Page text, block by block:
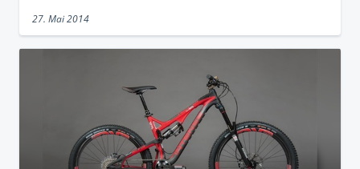
27. Mai 2014